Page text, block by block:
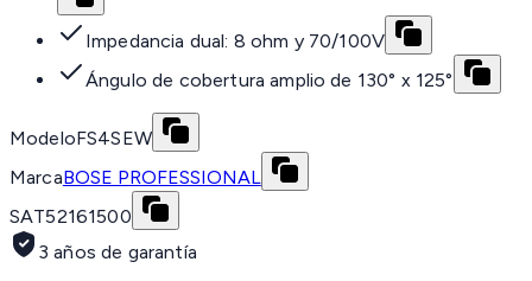
Impedancia dual: 8 ohm y 70/100V
Ángulo de cobertura amplio de 130° x 125°
ModeloFS4SEW
MarcaBOSE PROFESSIONAL
SAT52161500
3 años de garantía